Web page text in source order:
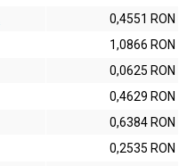
0,4551 RON
1,0866 RON
0,0625 RON
0,4629 RON
0,6384 RON
0,2535 RON